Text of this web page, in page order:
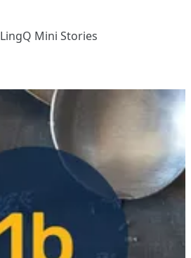
LingQ Mini Stories